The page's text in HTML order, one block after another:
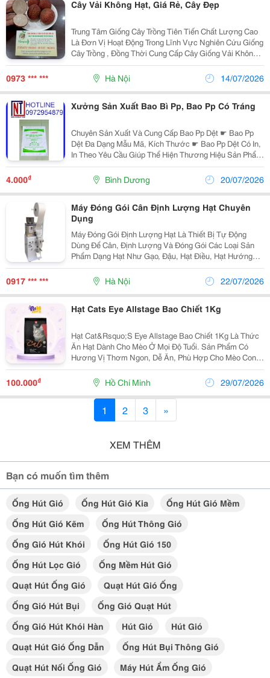
Cây Vải Không Hạt, Giá Rẻ, Cây Đẹp
Trung Tâm Giống Cây Trồng Tiên Tiến Chất Lượng Cao
Là Đơn Vị Hoạt Động Trong Lĩnh Vực Nghiên Cứu Giống
Cây Trồng , Đồng Thời Cung Cấp Cây Giống Vải Không
Hạt . Trung Tâm Đảm Bảo Cây Giống Chuẩn, Sạch Sâu
Bệnh, Cam Kết Chất Lượng Đến Khi Cây Ra Hoa,...
0973 *** *** Hà Nội 14/07/2026
Xưởng Sản Xuất Bao Bì Pp, Bao Pp Có Tráng
Chuyên Sản Xuất Và Cung Cấp Bao Pp Dệt ☛ Bao Pp
Dệt Đa Dạng Mẫu Mã, Kích Thước ☛ Bao Pp Dệt Có In,
In Theo Yêu Cầu Giúp Thể Hiện Thương Hiệu Sản Phẩm
☛ Bao Pp Dệt Đựng Gạo, Lúa, Đường, Hạt Giống, Hạt
Nhựa, Phân Bón, Khoáng Sản ☛ Bao Pp Dệt Phức...
4.000₫ Bình Dương 20/07/2026
Máy Đóng Gói Cân Định Lượng Hạt Chuyên
Dụng
Máy Đóng Gói Định Lượng Hạt Là Thiết Bị Tự Động
Dùng Để Cân, Định Lượng Và Đóng Gói Các Loại Sản
Phẩm Dạng Hạt Như Gạo, Đậu, Hạt Điều, Hạt Hướng
Dương, Hạt Giống, Cà Phê Hạt, Ngũ Cốc Và Nhiều Loại
Nông Sản Khác. Thiết Bị Giúp Tạo Ra Những Gói Sản...
0917 *** *** Hà Nội 22/07/2026
Hạt Cats Eye Allstage Bao Chiết 1Kg
Hạt Cat&Rsquo;S Eye Allstage Bao Chiết 1Kg Là Thức
Ăn Hạt Dành Cho Mèo Ở Mọi Độ Tuổi. Sản Phẩm Có
Hương Vị Thơm Ngon, Dễ Ăn, Phù Hợp Cho Mèo Con,
Mèo Trưởng Thành Và Mèo Cần Bổ Sung Dinh Dưỡng
Hằng Ngày. Với Công Thức Cân Bằng Dinh Dưỡng, Hạt
100.000₫ Hồ Chí Minh 29/07/2026
1 2 3 »
XEM THÊM
Bạn có muốn tìm thêm
Ống Hút Gió Ống Hút Gió Kia
Ống Hút Gió Mềm
Ống Hút Gió Kẽm
Ống Hút Thông Gió
Ống Gió Hút Khói
Ống Hút Gió 150
Ống Hút Lọc Gió
Ống Mềm Hút Gió
Quạt Hút Ống Gió
Quạt Hút Gió Ống
Ống Gió Hút Bụi
Ống Gió Quạt Hút
Ống Gió Hút Khói Hàn
Hút Gió
Hút Gió
Quạt Hút Gió Ống Dẫn
Ống Hút Bụi Thông Gió
Quạt Hút Nối Ống Gió
Máy Hút Ẩm Ống Gió